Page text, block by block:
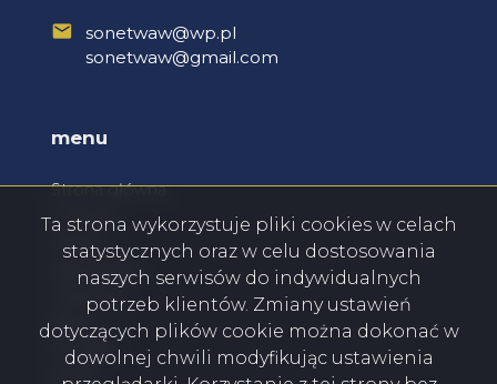
sonetwaw@wp.pl
sonetwaw@gmail.com
menu
Strona główna
O firmie
Oferty
Zgłoszenia
Ulubione
Blog
Kontakt
Rodo
Ta strona wykorzystuje pliki cookies w celach
statystycznych oraz w celu dostosowania
naszych serwisów do indywidualnych
potrzeb klientów. Zmiany ustawień
dotyczących plików cookie można dokonać w
dowolnej chwili modyfikując ustawienia